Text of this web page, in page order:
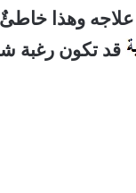
وهذا خاطئٌ
قد تكون رغبة